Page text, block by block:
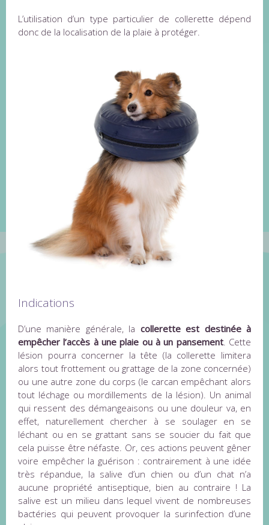
L’utilisation d’un type particulier de collerette dépend
donc de la localisation de la plaie à protéger.
Indications
D’une manière générale, la collerette est destinée à
empêcher l’accès à une plaie ou à un pansement. Cette
lésion pourra concerner la tête (la collerette limitera
alors tout frottement ou grattage de la zone concernée)
ou une autre zone du corps (le carcan empêchant alors
tout léchage ou mordillements de la lésion). Un animal
qui ressent des démangeaisons ou une douleur va, en
effet, naturellement chercher à se soulager en se
léchant ou en se grattant sans se soucier du fait que
cela puisse être néfaste. Or, ces actions peuvent gêner
voire empêcher la guérison : contrairement à une idée
très répandue, la salive d’un chien ou d’un chat n’a
aucune propriété antiseptique, bien au contraire ! La
salive est un milieu dans lequel vivent de nombreuses
bactéries qui peuvent provoquer la surinfection d’une